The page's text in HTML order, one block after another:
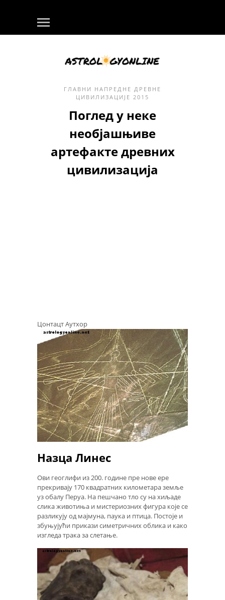
ГЛАВНИ НАПРЕДНЕ ДРЕВНЕ
ЦИВИЛИЗАЦИЈЕ 2015
Поглед у неке
необјашњиве
артефакте древних
цивилизација
Цонтацт Аутхор
Назца Линес
Ови геоглифи из 200. године пре нове ере
прекривају 170 квадратних километара земље
уз обалу Перуа. На пешчано тло су на хиљаде
слика животиња и мистериозних фигура које се
разликују од мајмуна, паука и птица. Постоје и
збуњујући прикази симетричних облика и како
изгледа трака за слетање.